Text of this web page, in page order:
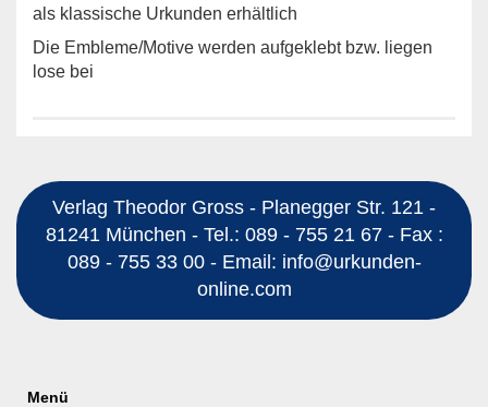
als klassische Urkunden erhältlich
Die Embleme/Motive werden aufgeklebt bzw. liegen
lose bei
Verlag Theodor Gross - Planegger Str. 121 -
81241 München - Tel.: 089 - 755 21 67 - Fax :
089 - 755 33 00 - Email: info@urkunden-
online.com
Menü